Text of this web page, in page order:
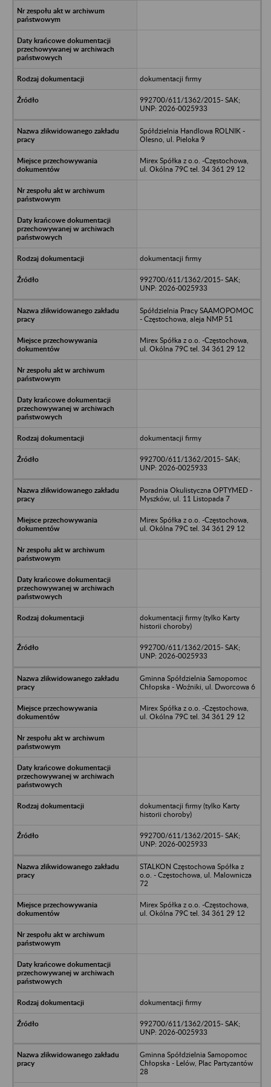
dokumentacji firmy
992700/611/1362/2015- SAK;
UNP: 2026-0025933
Spółdzielnia Handlowa ROLNIK -
Olesno, ul. Pieloka 9
Mirex Spółka z o.o. -Częstochowa,
ul. Okólna 79C tel. 34 361 29 12
dokumentacji firmy
992700/611/1362/2015- SAK;
UNP: 2026-0025933
Spółdzielnia Pracy SAAMOPOMOC
- Częstochowa, aleja NMP 51
Mirex Spółka z o.o. -Częstochowa,
ul. Okólna 79C tel. 34 361 29 12
dokumentacji firmy
992700/611/1362/2015- SAK;
UNP: 2026-0025933
Poradnia Okulistyczna OPTYMED -
Myszków, ul. 11 Listopada 7
Mirex Spółka z o.o. -Częstochowa,
ul. Okólna 79C tel. 34 361 29 12
dokumentacji firmy (tylko Karty
historii choroby)
992700/611/1362/2015- SAK;
UNP: 2026-0025933
Gminna Spółdzielnia Samopomoc
Chłopska - Woźniki, ul. Dworcowa 6
Mirex Spółka z o.o. -Częstochowa,
ul. Okólna 79C tel. 34 361 29 12
dokumentacji firmy (tylko Karty
historii choroby)
992700/611/1362/2015- SAK;
UNP: 2026-0025933
STALKON Częstochowa Spółka z
o.o. - Częstochowa, ul. Malownicza
72
Mirex Spółka z o.o. -Częstochowa,
ul. Okólna 79C tel. 34 361 29 12
dokumentacji firmy
992700/611/1362/2015- SAK;
UNP: 2026-0025933
Gminna Spółdzielnia Samopomoc
Chłopska - Lelów, Plac Partyzantów
28